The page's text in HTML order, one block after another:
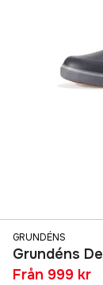
GRUNDÉNS
Grundéns
Från 999 kr